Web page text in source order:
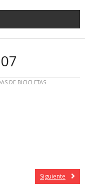
DE BICICLETAS
Siguiente